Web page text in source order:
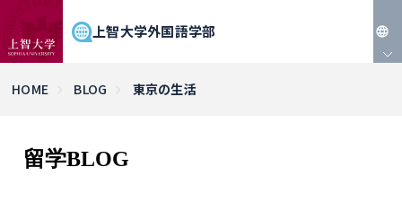
上智大学外国語学部
HOME BLOG 東京の生活
留学BLOG